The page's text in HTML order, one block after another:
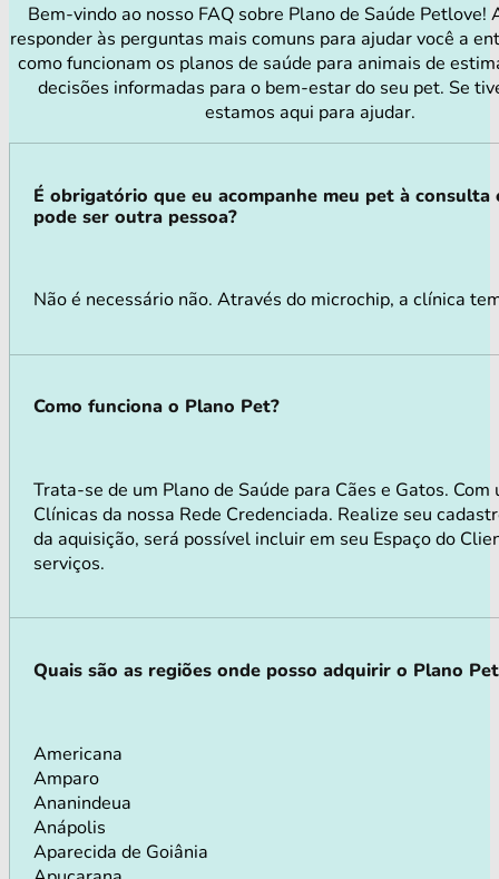
Bem-vindo ao nosso FAQ sobre Plano de Saúde Petlove!
responder às perguntas mais comuns para ajudar você a
como funcionam os planos de saúde para animais de
decisões informadas para o bem-estar do seu pet. Se
estamos aqui para ajudar.
É obrigatório que eu acompanhe meu pet à consulta
pode ser outra pessoa?
Não é necessário não. Através do microchip, a clínica
Como funciona o Plano Pet?
Trata-se de um Plano de Saúde para Cães e Gatos.
Clínicas da nossa Rede Credenciada. Realize seu
da aquisição, será possível incluir em seu Espaço do
serviços.
Quais são as regiões onde posso adquirir o Plano
Americana
Amparo
Ananindeua
Anápolis
Aparecida de Goiânia